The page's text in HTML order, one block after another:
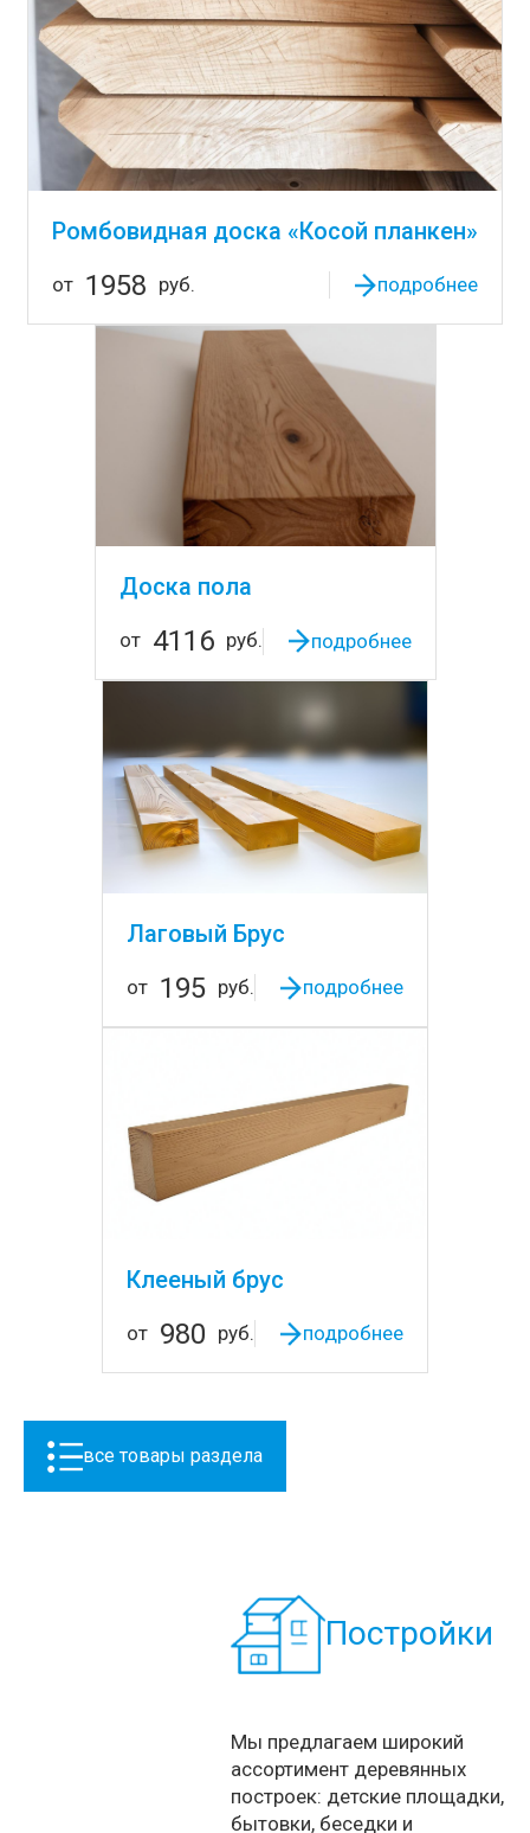
Ромбовидная доска «Косой планкен»
от 1958 руб. подробнее
Доска пола
от 4116 руб. подробнее
Лаговый Брус
от 195 руб. подробнее
Клееный брус
от 980 руб. подробнее
все товары раздела
Постройки
Мы предлагаем широкий
ассортимент деревянных
построек: детские площадки,
бытовки, беседки и